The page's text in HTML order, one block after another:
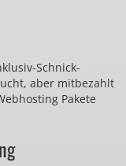
Schnick-
aber mitbezahlt
Pakete